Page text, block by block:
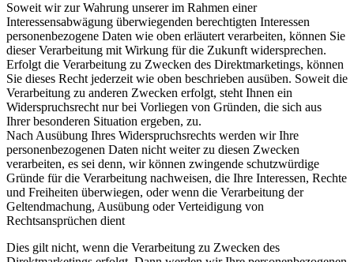
Soweit wir zur Wahrung unserer im Rahmen einer
Interessensabwägung überwiegenden berechtigten Interessen
personenbezogene Daten wie oben erläutert verarbeiten, können Sie
dieser Verarbeitung mit Wirkung für die Zukunft widersprechen.
Erfolgt die Verarbeitung zu Zwecken des Direktmarketings, können
Sie dieses Recht jederzeit wie oben beschrieben ausüben. Soweit die
Verarbeitung zu anderen Zwecken erfolgt, steht Ihnen ein
Widerspruchsrecht nur bei Vorliegen von Gründen, die sich aus
Ihrer besonderen Situation ergeben, zu.
Nach Ausübung Ihres Widerspruchsrechts werden wir Ihre
personenbezogenen Daten nicht weiter zu diesen Zwecken
verarbeiten, es sei denn, wir können zwingende schutzwürdige
Gründe für die Verarbeitung nachweisen, die Ihre Interessen, Rechte
und Freiheiten überwiegen, oder wenn die Verarbeitung der
Geltendmachung, Ausübung oder Verteidigung von
Rechtsansprüchen dient
Dies gilt nicht, wenn die Verarbeitung zu Zwecken des